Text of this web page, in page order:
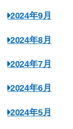
2024年9月
2024年8月
2024年7月
2024年6月
2024年5月